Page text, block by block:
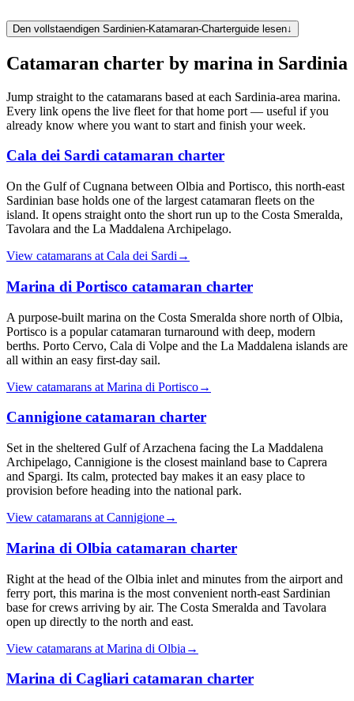
Den vollstaendigen Sardinien-Katamaran-Charterguide lesen↓
Catamaran charter by marina in Sardinia
Jump straight to the catamarans based at each Sardinia-area marina.
Every link opens the live fleet for that home port — useful if you
already know where you want to start and finish your week.
Cala dei Sardi catamaran charter
On the Gulf of Cugnana between Olbia and Portisco, this north-east
Sardinian base holds one of the largest catamaran fleets on the
island. It opens straight onto the short run up to the Costa Smeralda,
Tavolara and the La Maddalena Archipelago.
View catamarans at Cala dei Sardi →
Marina di Portisco catamaran charter
A purpose-built marina on the Costa Smeralda shore north of Olbia,
Portisco is a popular catamaran turnaround with deep, modern
berths. Porto Cervo, Cala di Volpe and the La Maddalena islands are
all within an easy first-day sail.
View catamarans at Marina di Portisco→
Cannigione catamaran charter
Set in the sheltered Gulf of Arzachena facing the La Maddalena
Archipelago, Cannigione is the closest mainland base to Caprera
and Spargi. Its calm, protected bay makes it an easy place to
provision before heading into the national park.
View catamarans at Cannigione→
Marina di Olbia catamaran charter
Right at the head of the Olbia inlet and minutes from the airport and
ferry port, this marina is the most convenient north-east Sardinian
base for crews arriving by air. The Costa Smeralda and Tavolara
open up directly to the north and east.
View catamarans at Marina di Olbia →
Marina di Cagliari catamaran charter